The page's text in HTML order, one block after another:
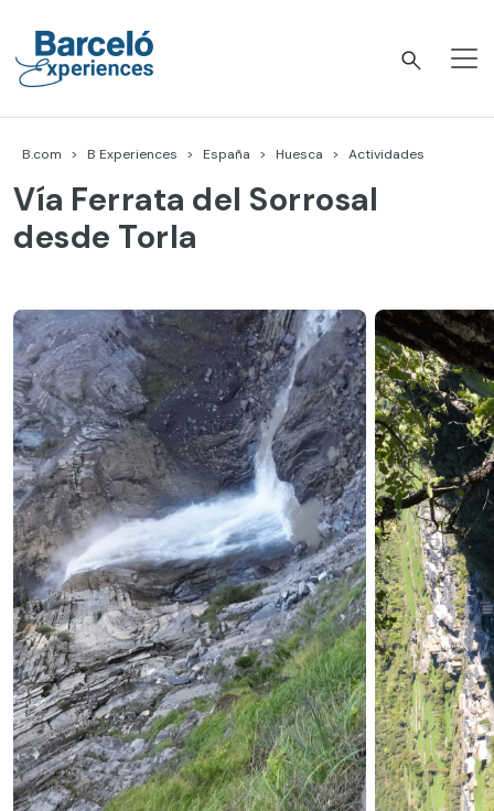
content
B.com B Experiences España Huesca Actividades
Vía Ferrata del Sorrosal
desde Torla